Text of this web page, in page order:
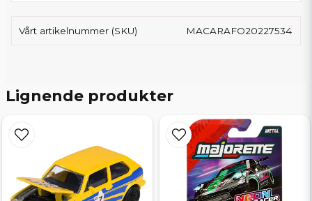
Vårt artikelnummer (SKU) MACARAFO20227534
Lignende produkter